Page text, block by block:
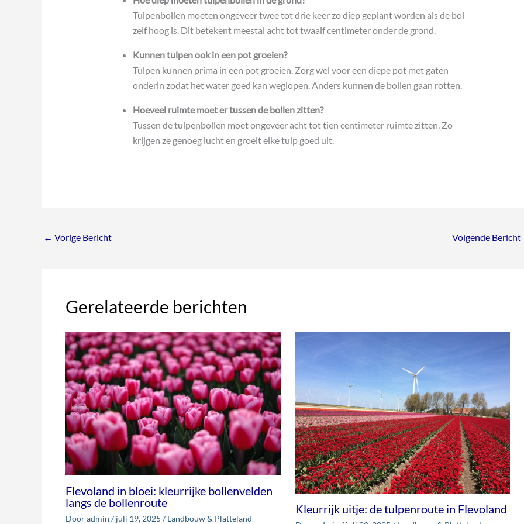
Tulpenbollen moeten ongeveer twee tot drie keer zo diep geplant worden als de bol
zelf hoog is. Dit betekent meestal acht tot twaalf centimeter onder de grond.
Kunnen tulpen ook in een pot groeien?
Tulpen kunnen prima in een pot groeien. Zorg wel voor een diepe pot met gaten
onderin zodat het water goed kan weglopen. Anders kunnen de bollen gaan rotten.
Hoeveel ruimte moet er tussen de bollen zitten?
Tussen de tulpenbollen moet ongeveer acht tot tien centimeter ruimte zitten. Zo
krijgen ze genoeg lucht en groeit elke tulp goed uit.
← Vorige Bericht Volgende Bericht
Gerelateerde berichten
Flevoland in bloei: kleurrijke bollenvelden
langs de bollenroute
Dooradmin /juli 19, 2025 /Landbouw & Platteland
Kleurrijk uitje: de tulpenroute in Flevoland